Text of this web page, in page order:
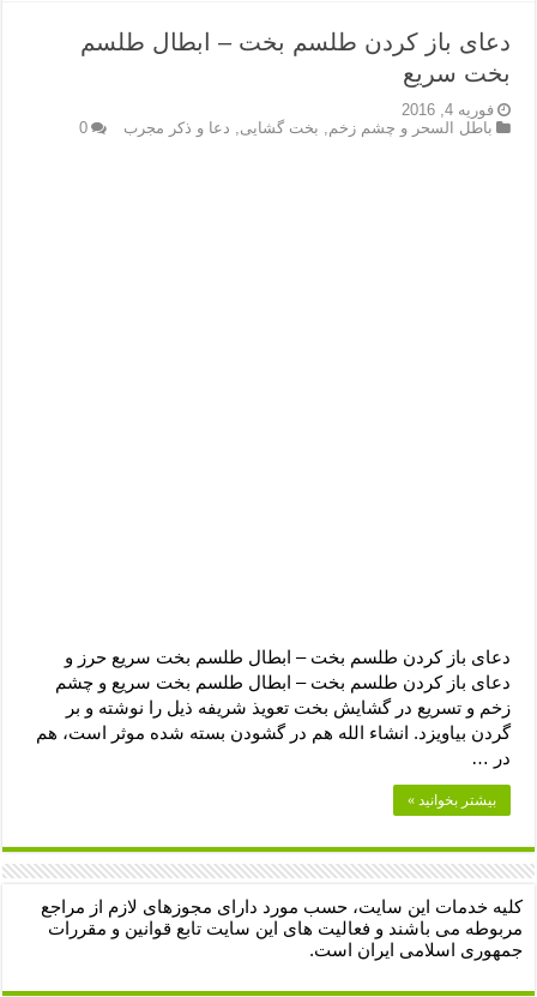
دعای باز کردن طلسم بخت – ابطال طلسم
بخت سریع
فوریه 4, 2016
باطل السحر و چشم زخم
بخت گشایی دعا و ذکر مجرب 0
دعای باز کردن طلسم بخت – ابطال طلسم بخت سریع حرز و
دعای باز کردن طلسم بخت – ابطال طلسم بخت سریع و چشم
زخم و تسریع در گشایش بخت تعویذ شریفه ذیل را نوشته و بر
گردن بیاویزد. انشاء الله هم در گشودن بسته شده موثر است، هم
در …
بیشتر بخوانید »
کلیه خدمات این سایت، حسب مورد دارای مجوزهای لازم از مراجع
مربوطه می باشند و فعالیت های این سایت تابع قوانین و مقررات
جمهوری اسلامی ایران است.